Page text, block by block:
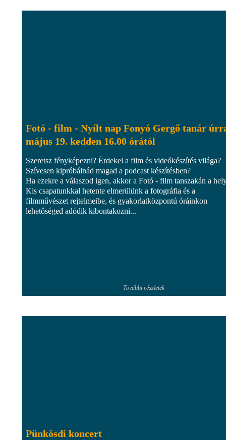
Fotó - film - Nyílt nap Fonyó Gergő tanár
május 19. kedden 16.00 órától
Szeretsz fényképezni? Érdekel a film és videókészítés világa?
Szívesen kipróbálnád magad a podcast készítésben?
Ha ezekre a válaszod igen, akkor a Fotó - film tanszakán a
Kis csapatunkkal hetente elmerülünk a fotográfia és a
filmművészet rejtelmeibe, és gyakorlatközpontú óráinkon
lehetőséged adódik kibontakozni...
További részletek
Pünkösdi koncert